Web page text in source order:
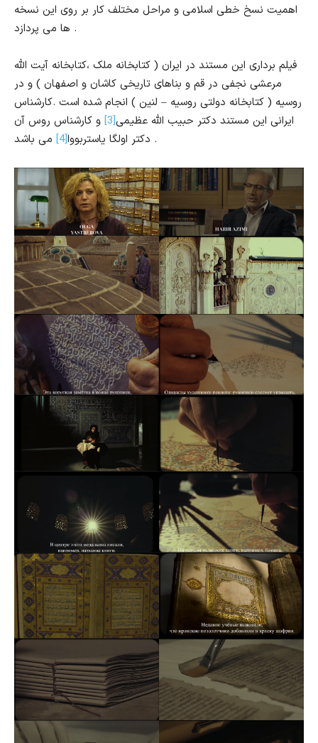
اهمیت نسخ خطی اسلامی و مراحل مختلف کار بر روی این نسخه
ها می پردازد .
فیلم برداری این مستند در ایران ( کتابخانه ملک ،کتابخانه آیت الله
مرعشی نجفی در قم و بناهای تاریخی کاشان و اصفهان ) و در
روسیه ( کتابخانه دولتی روسیه – لنین ) انجام شده است .کارشناس
ایرانی این مستند دکتر حبیب الله عظیمی[3]
و کارشناس روس آن
دکتر اولگا یاستربووا[4] می باشد .